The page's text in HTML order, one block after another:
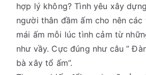
hợp lý không? Tình yêu xây
người thân đầm ấm cho nên
mái ấm mỗi lúc tình cảm từ
như vầy. Cực đúng như câu ”
bà xây tổ ấm”.